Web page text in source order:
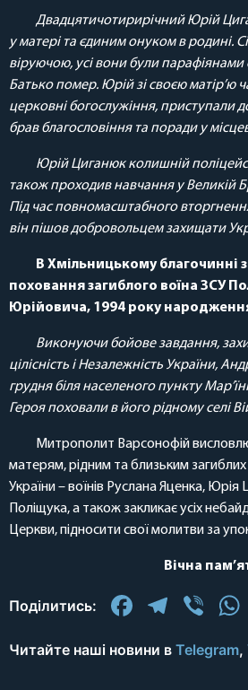
Двадцятичотирирічний Юрій
у матері та єдиним онуком в родині.
віруючою, усі вони були парафіянами
Батько помер. Юрій зі своєю матір’ю
церковні богослужіння, приступали
брав благословіння та поради у
Юрій Циганюк колишній
також проходив навчання у Великій
Під час повномасштабного
він пішов добровольцем захищати
В Хмільницькому благочинні
поховання загиблого воїна ЗСУ
Юрійовича, 1994 року
Виконуючи бойове завдання,
цілісність і Незалежність України,
грудня біля населеного пункту
Героя поховали в його рідному селі
Митрополит Варсонофій
матерям, рідним та близьким загиблих
України – воїнів Руслана Яценка,
Поліщука, а також закликає усіх
Церкви, підносити свої молитви за
Вічна
Поділитись:
Читайте наші новини в Telegram,